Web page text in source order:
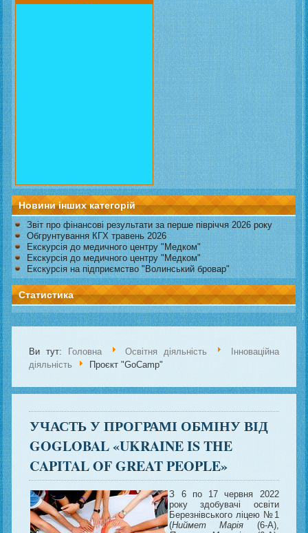
Новини інших категорій
Звіт про фінансові результати за перше півріччя 2026 року
Обгрунтування КГХ травень 2026
Екскурсія до медичного центру "Медком"
Екскурсія до медичного центру "Медком"
Екскурсія на підприємство "Волинський бровар"
Статистика
Ви тут: Головна Освітня діяльність
Інноваційна
діяльність
Проєкт "GoCamp"
УЧАСТЬ У ПРОГРАМІ ОБМІНУ ВІД
GOGLOBAL «UKRAINE IS THE
CAPITAL OF GREAT PEOPLE»
З 6 по 17 червня 2022
року здобувачі освіти
Березнівського ліцею №1
(Ниймет Марія (6-А),